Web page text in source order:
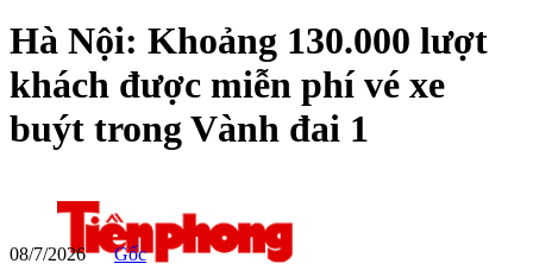
Hà Nội: Khoảng 130.000 lượt
khách được miễn phí vé xe
buýt trong Vành đai 1
08/7/2026 Gốc